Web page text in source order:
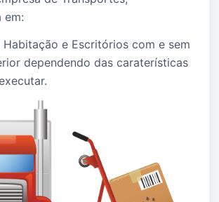
em:
Habitação e Escritórios com e sem
dependendo das caraterísticas